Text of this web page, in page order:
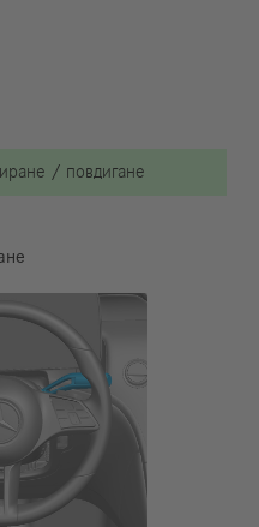
/ повдигане